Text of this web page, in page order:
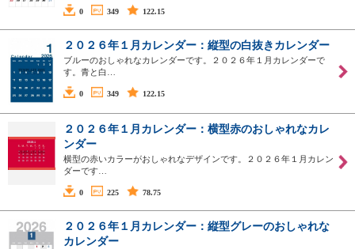
0 349 122.15
２０２６年１月カレンダー：縦型の白抜きカレンダー
ブルーのおしゃれなカレンダーです。２０２６年１月カレンダーで
す。青と白…
0 349 122.15
２０２６年１月カレンダー：横型赤のおしゃれなカレ
ンダー
横型の赤いカラーがおしゃれなデザインです。２０２６年１月カレン
ダーです…
0 225 78.75
２０２６年１月カレンダー：縦型グレーのおしゃれな
カレンダー